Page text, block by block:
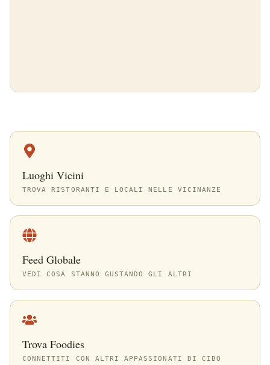
Luoghi Vicini
TROVA RISTORANTI E LOCALI NELLE VICINANZE
Feed Globale
VEDI COSA STANNO GUSTANDO GLI ALTRI
Trova Foodies
CONNETTITI CON ALTRI APPASSIONATI DI CIBO